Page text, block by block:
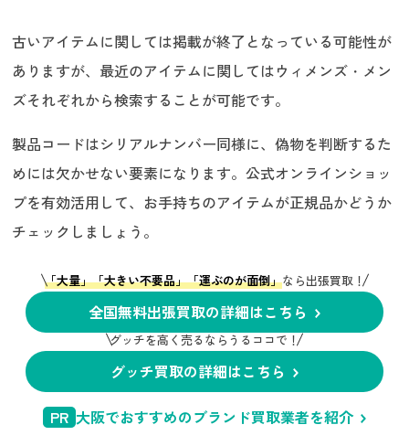
古いアイテムに関しては掲載が終了となっている可能性が
ありますが、最近のアイテムに関してはウィメンズ・メン
ズそれぞれから検索することが可能です。
製品コードはシリアルナンバー同様に、偽物を判断するた
めには欠かせない要素になります。公式オンラインショッ
プを有効活用して、お手持ちのアイテムが正規品かどうか
チェックしましょう。
「大量」「大きい不要品」「運ぶのが面倒」なら出張買取！
全国無料出張買取の詳細はこちら
グッチを高く売るならうるココで！
グッチ買取の詳細はこちら
PR 大阪でおすすめのブランド買取業者を紹介